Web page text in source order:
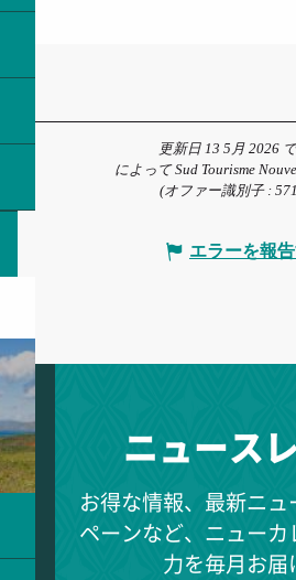
更新日 13 5月 2026
によって Sud Tourisme
(オファー識別子 :
エラーを報
ニュース
お得な情報、最新ニュ
ペーンなど、ニューカ
力を毎月お届